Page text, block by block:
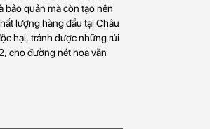
bảo quản mà còn tạo nên
lượng hàng đầu tại Châu
hại, tránh được những rủi
cho đường nét hoa văn